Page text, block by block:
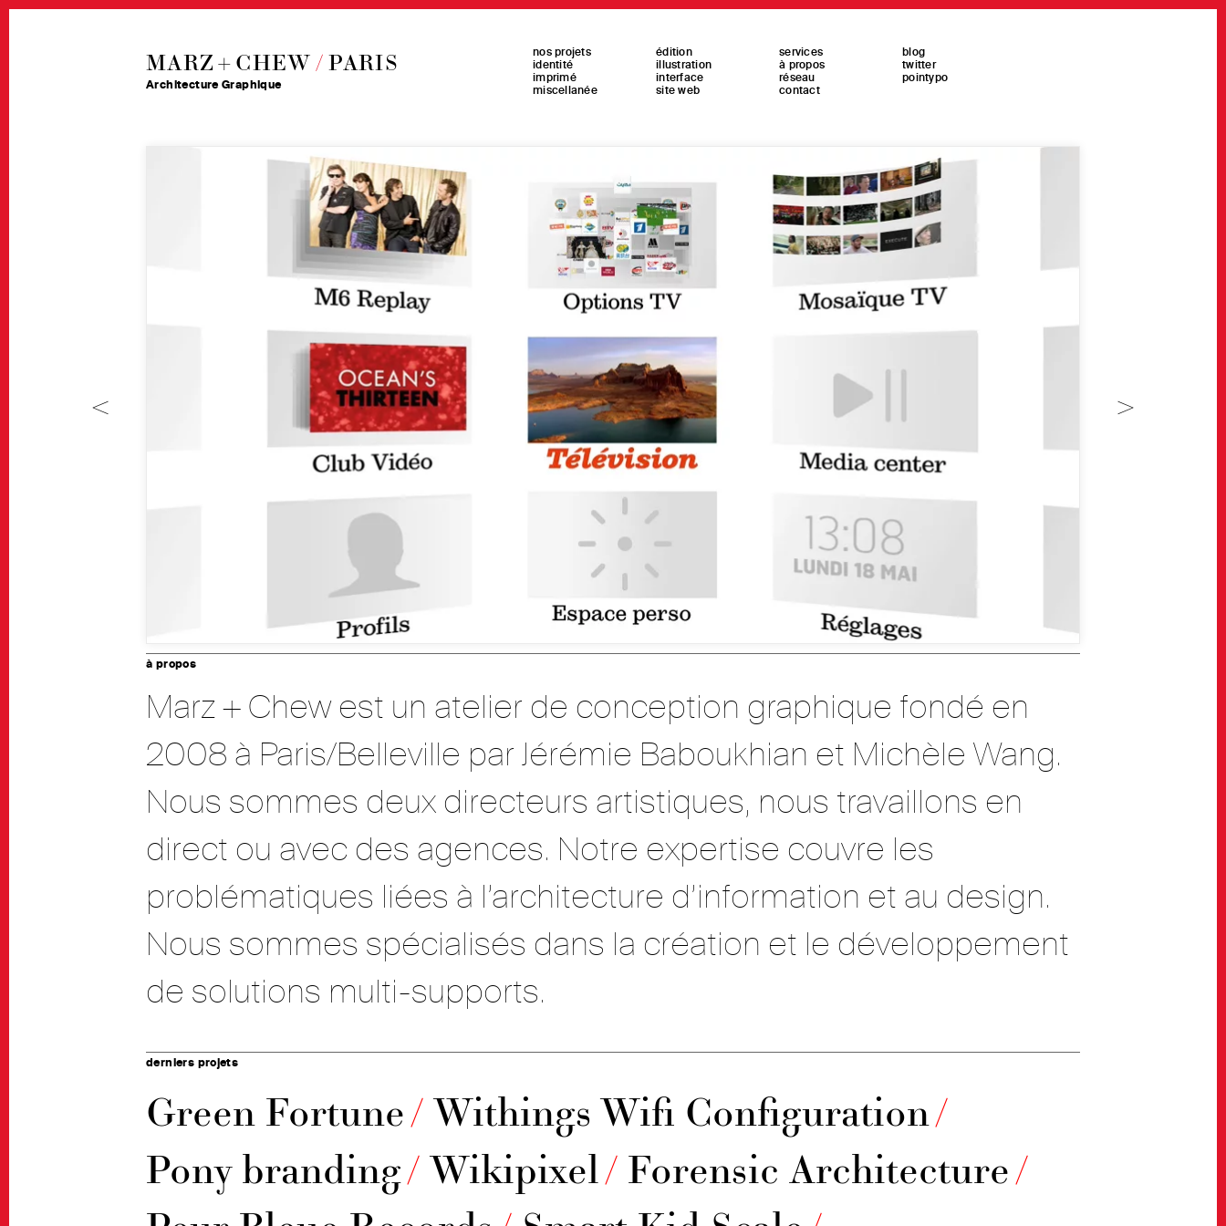
MARZ + CHEW/PARIS
Architecture Graphique
nos projets
édition
identité
illustration
imprimé
interface
miscellanée
site web
services
à propos
réseau
contact
blog
twitter
pointypo
< >
à propos
Marz + Chew est un atelier de conception graphique fondé en
2008 à Paris/Belleville par Jérémie Baboukhian et Michèle Wang.
Nous sommes deux directeurs artistiques, nous travaillons en
direct ou avec des agences. Notre expertise couvre les
problématiques liées à l’architecture d’information et au design.
Nous sommes spécialisés dans la création et le développement
de solutions multi-supports.
derniers projets
Green Fortune/Withings Wifi Configuration/
Pony branding/Wikipixel/Forensic Architecture/